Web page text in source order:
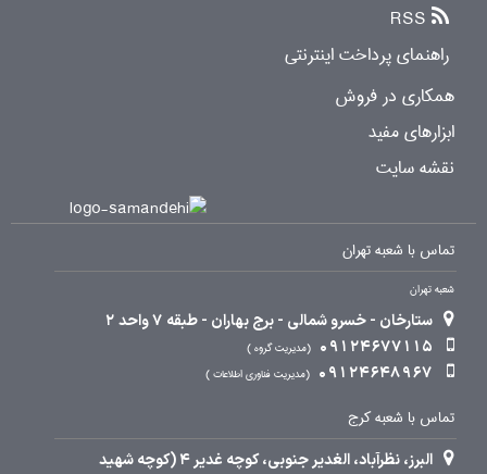
RSS
راهنمای پرداخت اینترنتی
همکاری در فروش
ابزارهای مفید
نقشه سایت
تماس با شعبه تهران
شعبه تهران
ستارخان - خسرو شمالی - برج بهاران - طبقه 7 واحد 2
09124677115
مدیریت گروه
09124648967 مدیریت فناوری اطلاعات
تماس با شعبه کرج
البرز، نظرآباد، الغدیر جنوبی، کوچه غدیر 4 (کوچه شهید